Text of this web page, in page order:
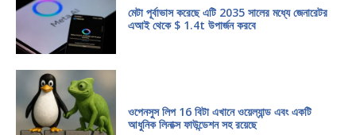
মেটা পূর্বাভাস করেছে এটি 2035 সালের মধ্যে জেনারেটর
এআই থেকে $ 1.4t উপার্জন করবে
ওপেনসুস লিপ 16 বিটা এখানে ওয়েল্যান্ড এবং একটি
আধুনিক লিনাক্স ফাউন্ডেশন সহ রয়েছে